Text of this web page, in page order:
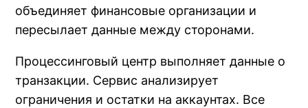
объединяет финансовые организации и
пересылает данные между сторонами.
Процессинговый центр выполняет данные о
транзакции. Сервис анализирует
ограничения и остатки на аккаунтах. Все